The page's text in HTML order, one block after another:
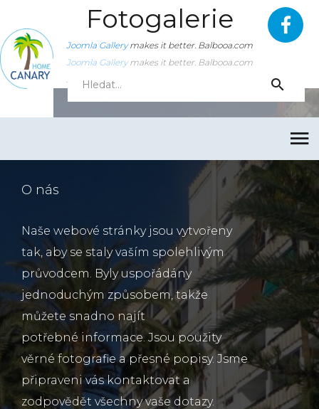
Fotogalerie
Joomla Gallerymakes it better. Balbooa.com
Joomla Gallerymakes it better. Balbooa.com
Joomla Gallery
O nás
Naše webové stránky jsou vytvořeny
tak, aby se staly vaším spolehlivým
průvodcem. Byly uspořádány
jednoduchým způsobem, takže
můžete snadno najít
potřebné informace. Jsou použity
věrné fotografie a přesné popisy. Jsme
připraveni vás kontaktovat a
zodpovědět všechny vaše dotazy.